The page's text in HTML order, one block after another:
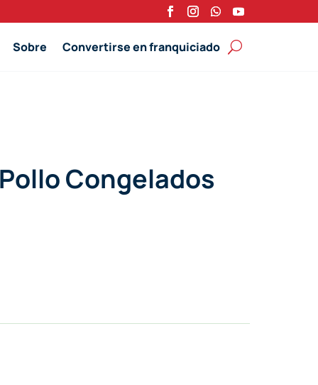
Sobre Convertirse en franquiciado
Congelados